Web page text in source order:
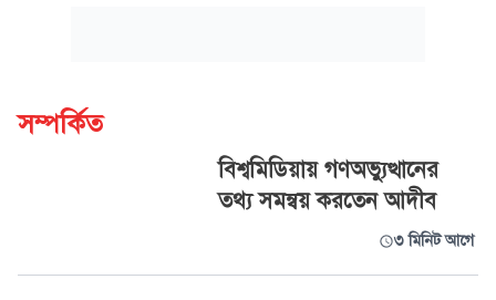
সম্পর্কিত
বিশ্বমিডিয়ায় গণঅভ্যুত্থানের
তথ্য সমন্বয় করতেন আদীব
৩ মিনিট আগে